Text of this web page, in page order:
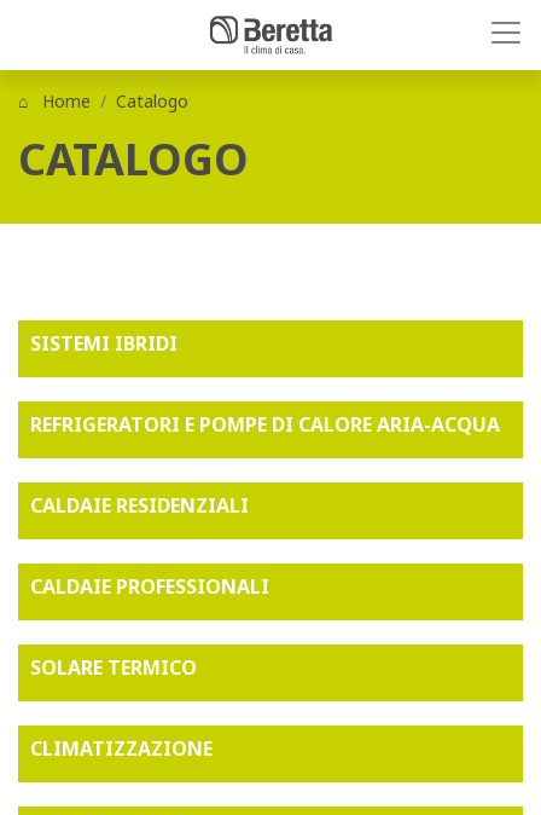
Home Catalogo
CATALOGO
SISTEMI IBRIDI
REFRIGERATORI E POMPE DI CALORE ARIA-ACQUA
CALDAIE RESIDENZIALI
CALDAIE PROFESSIONALI
SOLARE TERMICO
CLIMATIZZAZIONE